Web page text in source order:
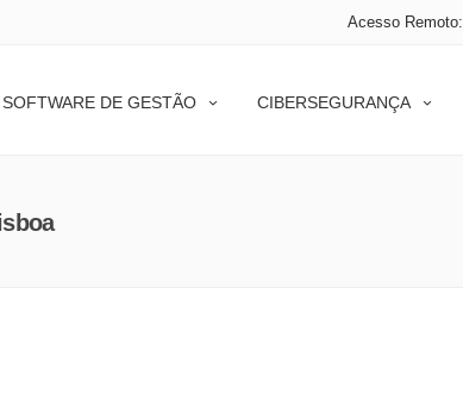
Acesso Remoto:
SOFTWARE DE GESTÃO CIBERSEGURANÇA